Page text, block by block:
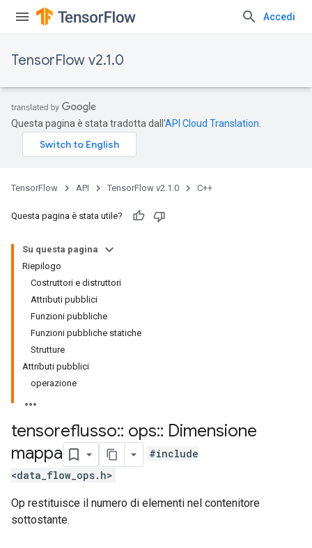
Accedi
TensorFlow v2.1.0
Questa pagina è stata tradotta dall'API Cloud Translation
TensorFlow API TensorFlow v2.1.0 C++
Questa pagina è stata utile?
Su questa pagina
Riepilogo
Costruttori e distruttori
Attributi pubblici
Funzioni pubbliche
Funzioni pubbliche statiche
Strutture
Attributi pubblici
operazione
tensoreflusso:: ops:: Dimensione
mappa
#include
<data_flow_ops.h>
Op restituisce il numero di elementi nel contenitore
sottostante.